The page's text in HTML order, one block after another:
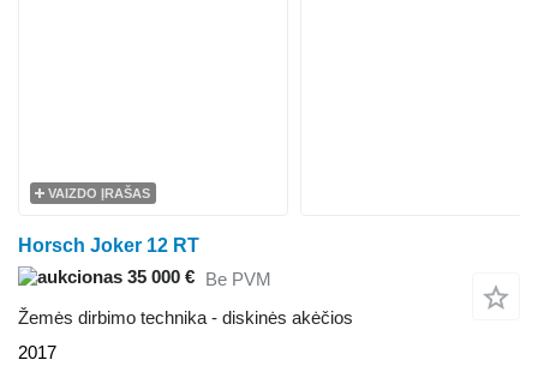
VAIZDO ĮRAŠAS
Horsch Joker 12 RT
35 000 € Be PVM
Žemės dirbimo technika - diskinės akėčios
2017